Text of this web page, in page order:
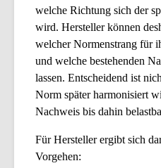
welche Richtung sich der
wird. Hersteller können
welcher Normenstrang für
und welche bestehenden
lassen. Entscheidend ist
Norm später harmonisiert
Nachweis bis dahin
Für Hersteller ergibt sich
Vorgehen: